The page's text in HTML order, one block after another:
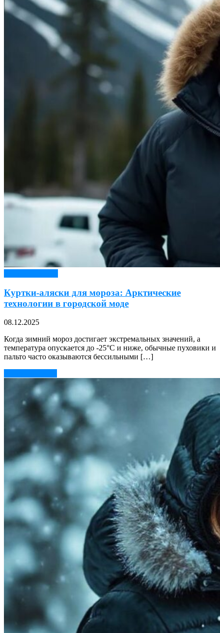
Куртки-аляски для мороза: Арктические
технологии в городской моде
08.12.2025
Когда зимний мороз достигает экстремальных значений, а
температура опускается до -25°C и ниже, обычные пуховики и
пальто часто оказываются бессильными […]